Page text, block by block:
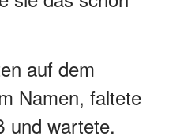
auf dem
Namen, faltete
und wartete.